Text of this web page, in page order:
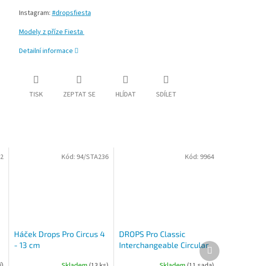
Instagram:#dropsfiesta
Modely z příze Fiesta
Detailní informace
TISK ZEPTAT SE HLÍDAT SDÍLET
Háček Drops Pro Circus 4
- 13 cm
Kód: 94/STA236
DROPS Pro Classic
Interchangeable Circular
Kód: 9964
Další
produkt